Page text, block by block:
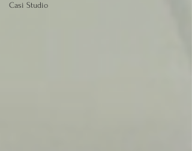
Casi Studio